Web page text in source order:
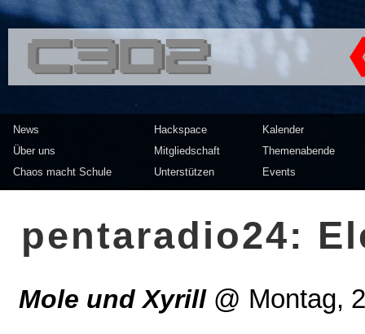
<<</>> Chaos Computer
News
Über uns
Chaos macht Schule
Hackspace
Mitgliedschaft
Unterstützen
Kalender
Themenabende
Events
pentaradio24:
Mole und Xyrill@ Montag,